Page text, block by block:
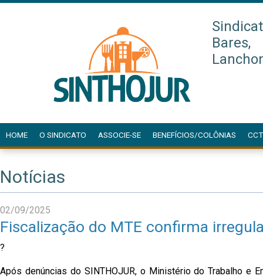
Bares,
HOME O SINDICATO ASSOCIE-SE BENEFÍCIOS/COLÔNIAS
Notícias
02/09/2025
Fiscalização do MTE confirma
?
Após denúncias do SINTHOJUR, o Ministério do Trabalho e